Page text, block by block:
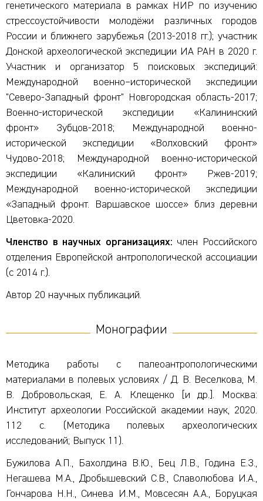
генетического материала в рамках НИР по изучению
стрессоустойчивости молодёжи различных городов
России и ближнего зарубежья (2013-2018 гг.); участник
Донской археологической экспедиции ИА РАН в 2020 г.
Участник и организатор 5 поисковых экспедиций:
Международной военно–исторической экспедиции
"Северо-Западный фронт" Новгородская область-2017;
Военно-исторической экспедиции «Калининский
фронт» Зубцов-2018; Международной военно-
исторической экспедиции «Волховский фронт»
Чудово-2018; Международной военно-исторической
экспедиции «Калиниский фронт» Ржев-2019;
Международной военно-исторической экспедиции
«Западный фронт. Варшавское шоссе» близ деревни
Цветовка-2020.
Членство в научных организациях: член Российского
отделения Европейской антропологической ассоциации
(с 2014 г.).
Автор 20 научных публикаций.
Монографии
Методика работы с палеоантропологическими
материалами в полевых условиях / Д. В. Веселкова, М.
В. Добровольская, Е. А. Клещенко [и др.]. Москва:
Институт археологии Российской академии наук, 2020.
112 с. (Методика полевых археологических
исследований; Выпуск 11).
Бужилова А.П., Бахолдина В.Ю., Бец Л.В., Година Е.З.,
Негашева М.А., Дробышевский С.В., Славолюбова И.А.,
Гончарова Н.Н., Синева И.М., Мовсесян А.А., Боруцкая